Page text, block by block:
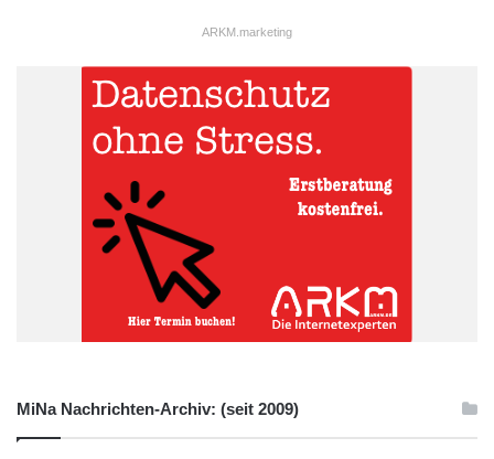
ARKM.marketing
MiNa Nachrichten-Archiv: (seit 2009)